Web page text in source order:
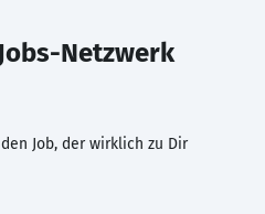
Netzwerk
Job, der wirklich zu Dir